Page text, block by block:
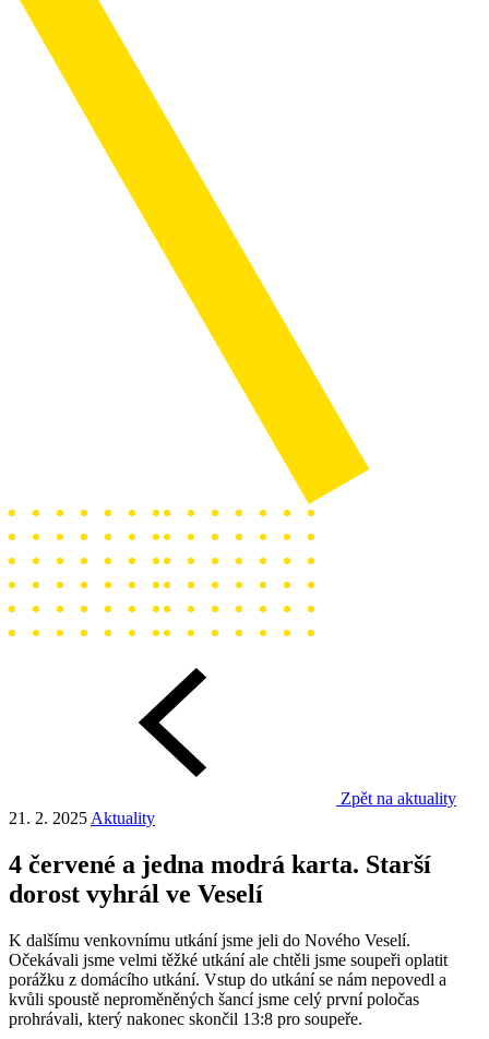
Zpět na aktuality
21. 2. 2025 Aktuality
4 červené a jedna modrá karta. Starší
dorost vyhrál ve Veselí
K dalšímu venkovnímu utkání jsme jeli do Nového Veselí.
Očekávali jsme velmi těžké utkání ale chtěli jsme soupeři oplatit
porážku z domácího utkání. Vstup do utkání se nám nepovedl a
kvůli spoustě neproměněných šancí jsme celý první poločas
prohrávali, který nakonec skončil 13:8 pro soupeře.